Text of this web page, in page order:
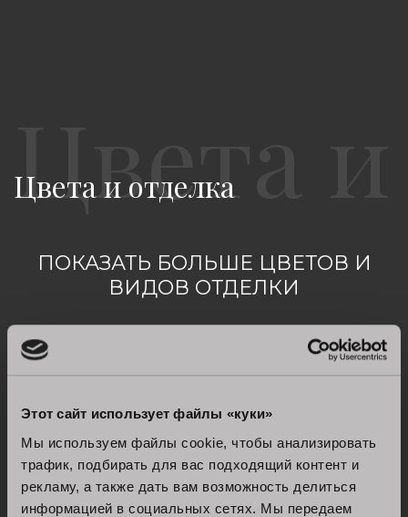
Этот сайт использует файлы «куки»
Мы используем файлы cookie, чтобы анализировать
трафик, подбирать для вас подходящий контент и
рекламу, а также дать вам возможность делиться
информацией в социальных сетях. Мы передаем
Цвета и отделка
ПОКАЗАТЬ БОЛЬШЕ ЦВЕТОВ И
ВИДОВ ОТДЕЛКИ